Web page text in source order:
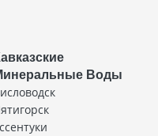
Воды